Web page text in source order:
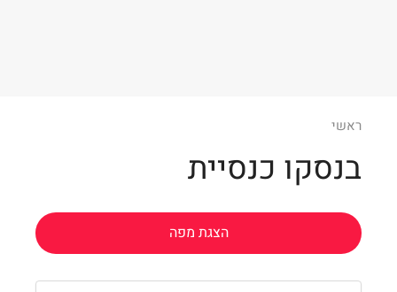
ראשי
בנסקו כנסיית
הצגת מפה